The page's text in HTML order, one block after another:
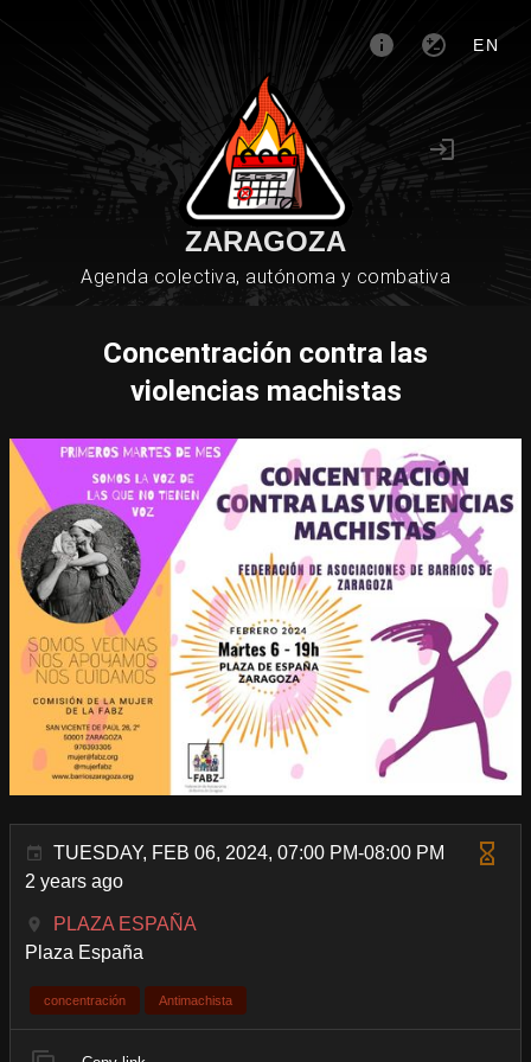
EN
ZARAGOZA
Agenda colectiva, autónoma y combativa
Concentración contra las
violencias machistas
TUESDAY, FEB 06, 2024, 07:00 PM-08:00 PM
2 years ago
PLAZA ESPAÑA
Plaza España
concentración Antimachista